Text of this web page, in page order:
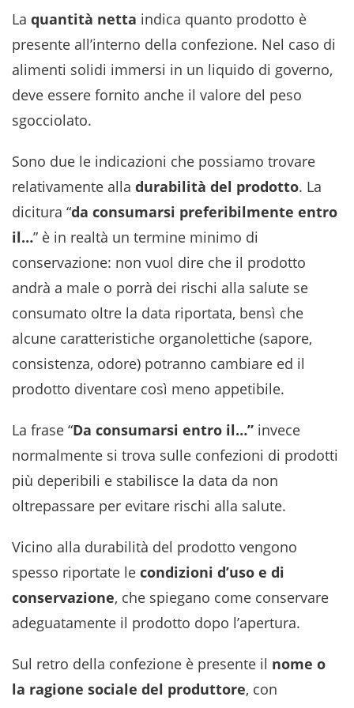
La quantità netta indica quanto prodotto è
presente all’interno della confezione. Nel caso di
alimenti solidi immersi in un liquido di governo,
deve essere fornito anche il valore del peso
sgocciolato.
Sono due le indicazioni che possiamo trovare
relativamente alla durabilità del prodotto. La
dicitura “da consumarsi preferibilmente entro
il…” è in realtà un termine minimo di
conservazione: non vuol dire che il prodotto
andrà a male o porrà dei rischi alla salute se
consumato oltre la data riportata, bensì che
alcune caratteristiche organolettiche (sapore,
consistenza, odore) potranno cambiare ed il
prodotto diventare così meno appetibile.
La frase “Da consumarsi entro il…” invece
normalmente si trova sulle confezioni di prodotti
più deperibili e stabilisce la data da non
oltrepassare per evitare rischi alla salute.
Vicino alla durabilità del prodotto vengono
spesso riportate le condizioni d’uso e di
conservazione, che spiegano come conservare
adeguatamente il prodotto dopo l’apertura.
Sul retro della confezione è presente il nome o
la ragione sociale del produttore, con